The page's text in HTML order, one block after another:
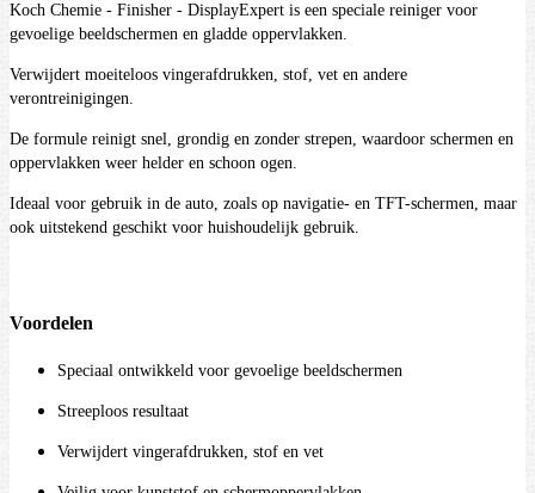
Koch Chemie - Finisher - DisplayExpert is een speciale reiniger voor
gevoelige beeldschermen en gladde oppervlakken.
Verwijdert moeiteloos vingerafdrukken, stof, vet en andere
verontreinigingen.
De formule reinigt snel, grondig en zonder strepen, waardoor schermen en
oppervlakken weer helder en schoon ogen.
Ideaal voor gebruik in de auto, zoals op navigatie- en TFT-schermen, maar
ook uitstekend geschikt voor huishoudelijk gebruik.
Voordelen
Speciaal ontwikkeld voor gevoelige beeldschermen
Streeploos resultaat
Verwijdert vingerafdrukken, stof en vet